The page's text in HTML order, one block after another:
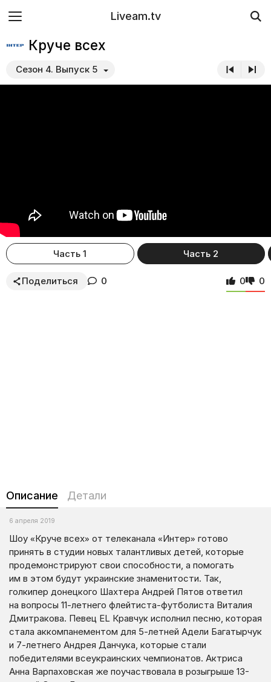
Liveam.tv
Круче всех
Сезон 4. Выпуск 5
Часть 1 Часть 2
Поделиться 0 0 0
Описание Детали
6 апреля 2019
Шоу «Круче всех» от телеканала «Интер» готово
принять в студии новых талантливых детей, которые
продемонстрируют свои способности, а помогать
им в этом будут украинские знаменитости. Так,
голкипер донецкого Шахтера Андрей Пятов ответил
на вопросы 11-летнего флейтиста-футболиста Виталия
Дмитракова. Певец EL Кравчук исполнил песню, которая
стала аккомпанементом для 5-летней Адели Багатырчук
и 7-летнего Андрея Данчука, которые стали
победителями всеукраинских чемпионатов. Актриса
Анна Варпаховская же поучаствовала в розыгрыше 13-